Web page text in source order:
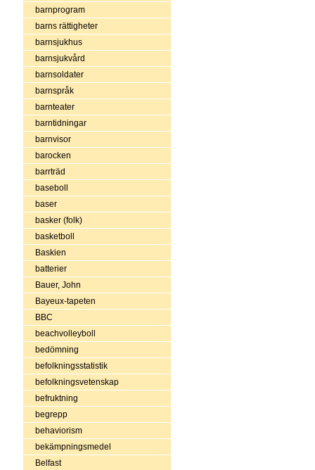
barnprogram
barns rättigheter
barnsjukhus
barnsjukvård
barnsoldater
barnspråk
barnteater
barntidningar
barnvisor
barocken
barrträd
baseboll
baser
basker (folk)
basketboll
Baskien
batterier
Bauer, John
Bayeux-tapeten
BBC
beachvolleyboll
bedömning
befolkningsstatistik
befolkningsvetenskap
befruktning
begrepp
behaviorism
bekämpningsmedel
Belfast